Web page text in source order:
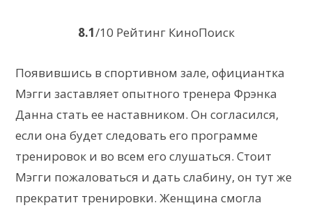
8.1/10 Рейтинг КиноПоиск
Появившись в спортивном зале, официантка
Мэгги заставляет опытного тренера Фрэнка
Данна стать ее наставником. Он согласился,
если она будет следовать его программе
тренировок и во всем его слушаться. Стоит
Мэгги пожаловаться и дать слабину, он тут же
прекратит тренировки. Женщина смогла